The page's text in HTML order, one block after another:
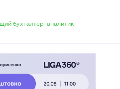
бухгалтер-аналитик